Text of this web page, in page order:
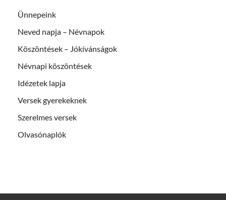
Ünnepeink
Neved napja – Névnapok
Köszöntések – Jókívánságok
Névnapi köszöntések
Idézetek lapja
Versek gyerekeknek
Szerelmes versek
Olvasónaplók